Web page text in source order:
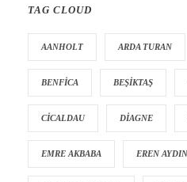
TAG CLOUD
AANHOLT ARDA TURAN
BENFICA BEŞIKTAŞ
CICALDAU DIAGNE
EMRE AKBABA EREN AYDIN